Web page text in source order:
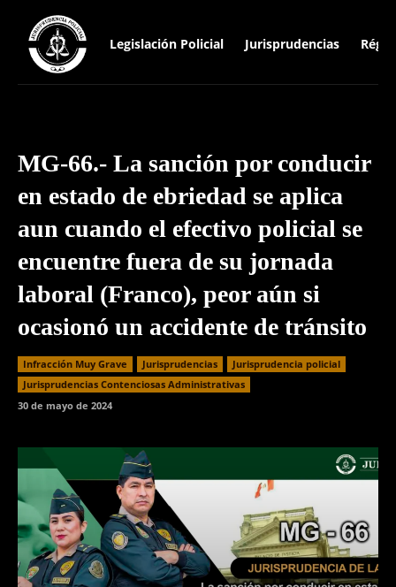
Legislación Policial Jurisprudencias
MG-66.- La sanción por conducir
en estado de ebriedad se aplica
aun cuando el efectivo policial se
encuentre fuera de su jornada
laboral (Franco), peor aún si
ocasionó un accidente de tránsito
Infracción Muy Grave Jurisprudencias
Jurisprudencia policial
Jurisprudencias Contenciosas Administrativas
30 de mayo de 2024